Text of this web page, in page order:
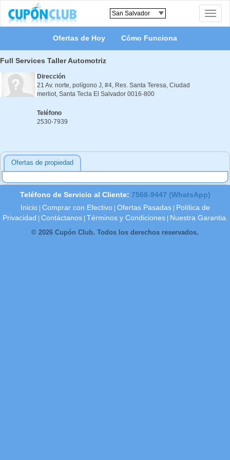
Toggle
Ofertas de Hoy Cómo Funciona
Full Services Taller Automotriz
Dirección
21 Av. norte, polígono J, #4, Res. Santa Teresa, Ciudad
merliot, Santa Tecla El Salvador 0016-800
Teléfono
2530-7939
Ofertas de propiedad
Teléfono de Servicio al Cliente: 7568-9447 (WhatsApp)
Inicio Comprar con Efectivo Ofertas Pasadas
Política de
Privacidad
Contáctanos Términos y Condiciones
Nuestra Garantia.
© 2026 Cupón Club. Todos los derechos reservados.